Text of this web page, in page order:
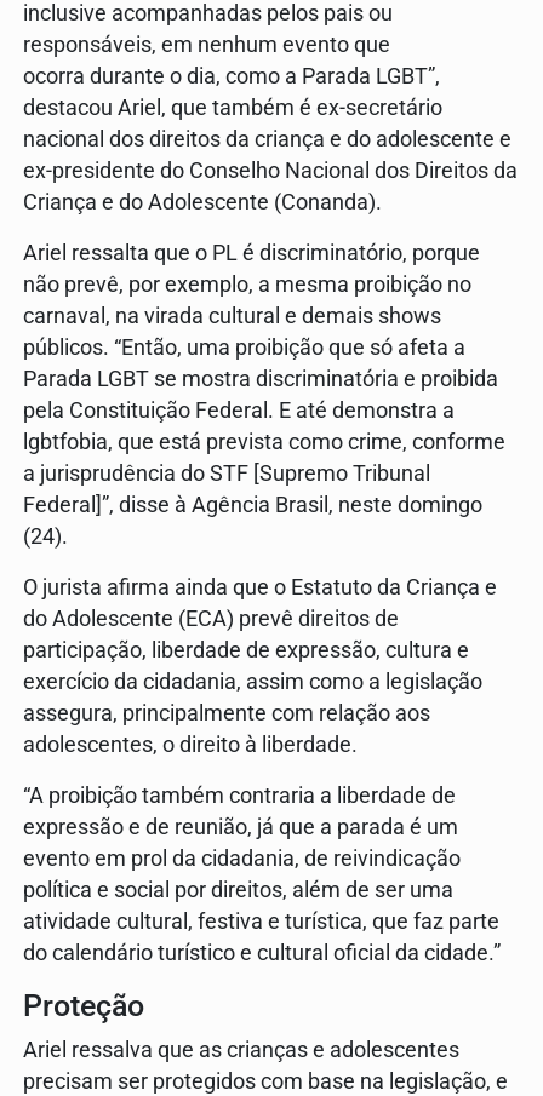
inclusive acompanhadas pelos pais ou
responsáveis, em nenhum evento que
ocorra durante o dia, como a Parada LGBT”,
destacou Ariel, que também é ex-secretário
nacional dos direitos da criança e do adolescente e
ex-presidente do Conselho Nacional dos Direitos da
Criança e do Adolescente (Conanda).
Ariel ressalta que o PL é discriminatório, porque
não prevê, por exemplo, a mesma proibição no
carnaval, na virada cultural e demais shows
públicos. “Então, uma proibição que só afeta a
Parada LGBT se mostra discriminatória e proibida
pela Constituição Federal. E até demonstra a
lgbtfobia, que está prevista como crime, conforme
a jurisprudência do STF [Supremo Tribunal
Federal]”, disse à Agência Brasil, neste domingo
(24).
O jurista afirma ainda que o Estatuto da Criança e
do Adolescente (ECA) prevê direitos de
participação, liberdade de expressão, cultura e
exercício da cidadania, assim como a legislação
assegura, principalmente com relação aos
adolescentes, o direito à liberdade.
“A proibição também contraria a liberdade de
expressão e de reunião, já que a parada é um
evento em prol da cidadania, de reivindicação
política e social por direitos, além de ser uma
atividade cultural, festiva e turística, que faz parte
do calendário turístico e cultural oficial da cidade.”
Proteção
Ariel ressalva que as crianças e adolescentes
precisam ser protegidos com base na legislação, e